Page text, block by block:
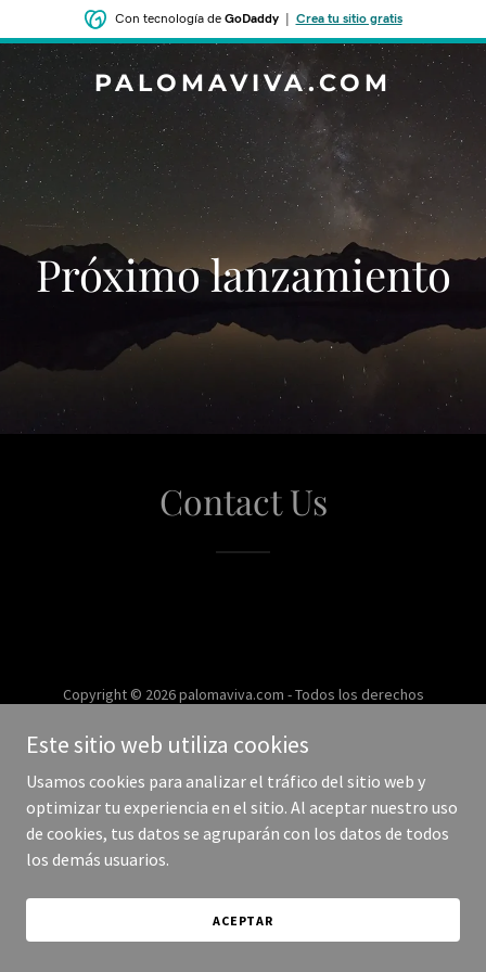
Con tecnología de GoDaddy| Crea tu sitio gratis
PALOMAVIVA.COM
‌‌Próximo lanzamiento
Contact Us
Copyright © 2026 palomaviva.com - Todos los derechos
Este sitio web utiliza cookies
Usamos cookies para analizar el tráfico del sitio web y
optimizar tu experiencia en el sitio. Al aceptar nuestro uso
de cookies, tus datos se agruparán con los datos de todos
los demás usuarios.
ACEPTAR